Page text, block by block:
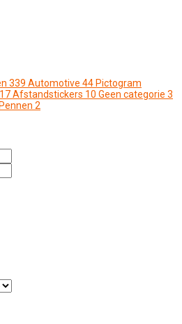
339 Automotive 44 Pictogram
17Afstandstickers 10 Geen categorie 3
Pennen 2